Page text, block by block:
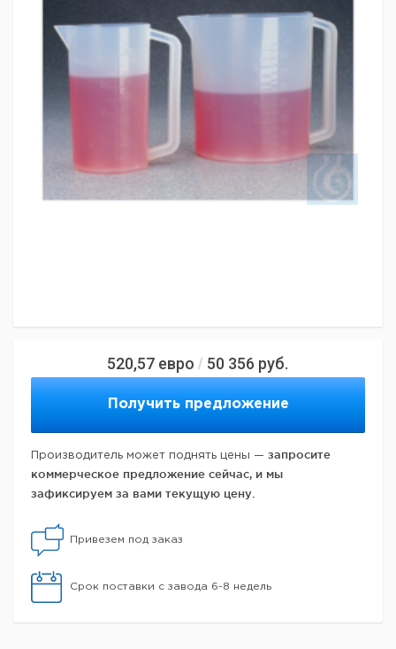
520,57 евро / 50 356 руб.
Получить предложение
Производитель может поднять цены — запросите
коммерческое предложение сейчас, и мы
зафиксируем за вами текущую цену.
Привезем под заказ
Срок поставки с завода 6-8 недель